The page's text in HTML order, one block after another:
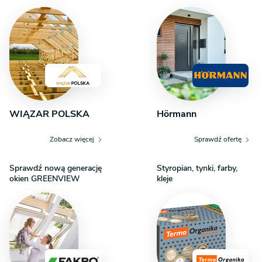
WIĄZAR POLSKA
Zobacz więcej
Hörmann
Sprawdź ofertę
Sprawdź nową generację
okien GREENVIEW
Styropian, tynki, farby,
kleje